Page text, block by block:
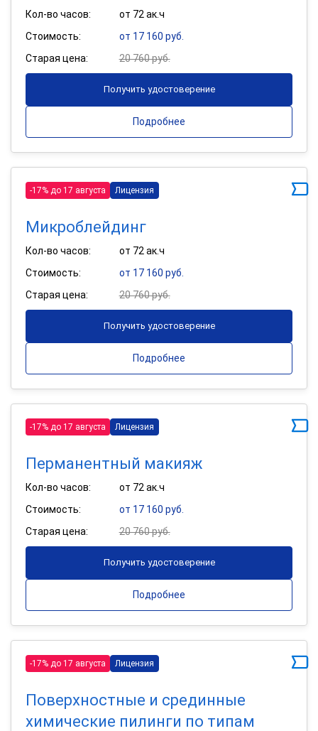
Кол-во часов:
от 72 ак.ч
Стоимость:
от 17 160 руб.
Старая цена:
20 760 руб.
Получить удостоверение
Подробнее
-17% до 17 августа Лицензия
Микроблейдинг
Кол-во часов:
от 72 ак.ч
Стоимость:
от 17 160 руб.
Старая цена:
20 760 руб.
Получить удостоверение
Подробнее
-17% до 17 августа Лицензия
Перманентный макияж
Кол-во часов:
от 72 ак.ч
Стоимость:
от 17 160 руб.
Старая цена:
20 760 руб.
Получить удостоверение
Подробнее
-17% до 17 августа Лицензия
Поверхностные и срединные
химические пилинги по типам